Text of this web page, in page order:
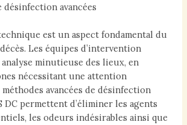
désinfection avancées
est un aspect fondamental du
Les équipes d’intervention
minutieuse des lieux, en
nécessitant une attention
avancées de désinfection
DC permettent d’éliminer les agents
les odeurs indésirables ainsi que